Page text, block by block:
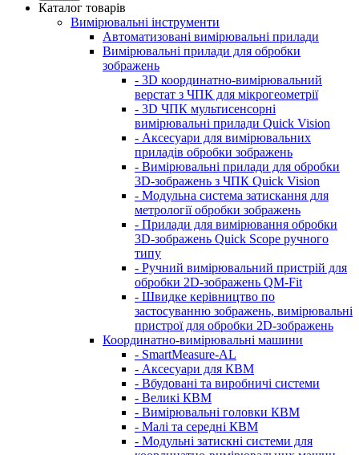
Каталог товарів
Вимірювальні інструменти
Автоматизовані вимірювальні прилади
Вимірювальні прилади для обробки
зображень
- 3D координатно-вимірювальний
верстат з ЧПК для мікрогеометрії
- 3D ЧПК мультисенсорні
вимірювальні прилади Quick Vision
- Аксесуари для вимірювальних
приладів обробки зображень
- Вимірювальні прилади для обробки
3D-зображень з ЧПК Quick Vision
- Модульна система затискання для
метрології обробки зображень
- Прилади для вимірювання обробки
3D-зображень Quick Scope ручного
типу
- Ручний вимірювальний пристрій для
обробки 2D-зображень QM-Fit
- Швидке керівництво по
застосуванню зображень, вимірювальні
пристрої для обробки 2D-зображень
Координатно-вимірювальні машини
- SmartMeasure-AL
- Аксесуари для КВМ
- Вбудовані та виробничі системи
- Великі КВМ
- Вимірювальні головки КВМ
- Малі та середні КВМ
- Модульні затискні системи для